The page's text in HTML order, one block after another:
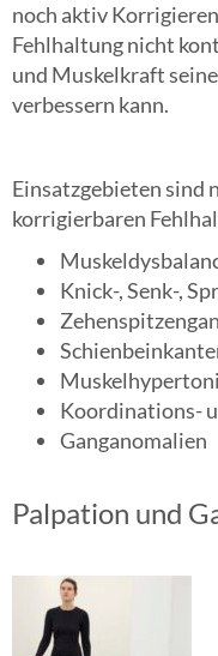
noch aktiv
Fehlhaltung nicht
und Muskelkraft
verbessern kann.
Einsatzgebieten sind
korrigierbaren
Knick-, Senk-,
Koordinations-
Ganganomalien
Palpation und